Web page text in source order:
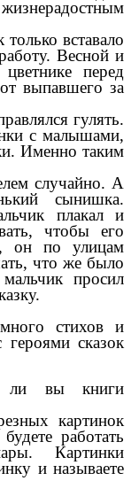
вставало
Весной и
перед
выпавшего за
гулять.
с малышами,
Именно таким
случайно. А
сынишка.
плакал и
чтобы его
он по улицам
что же было
просил
стихов и
сказок
ли вы книги
картинок
работать
Картинки
и называете